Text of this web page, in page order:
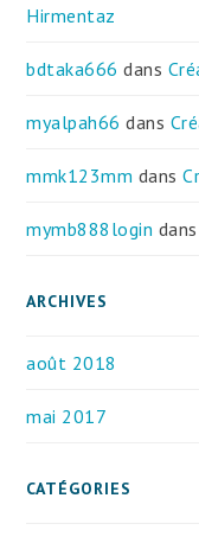
Hirmentaz
bdtaka666 dans
myalpah66 dans
mmk123mm dans
mymb888login
ARCHIVES
août 2018
mai 2017
CATÉGORIES